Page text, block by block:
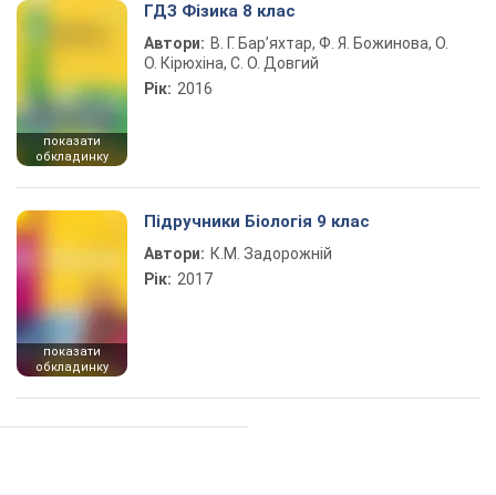
показати
обкладинку
ГДЗ Фізика 8 клас
Автори: В. Г. Бар’яхтар, Ф. Я. Божинова, О.
О. Кірюхіна, С. О. Довгий
Рік: 2016
показати
обкладинку
Підручники Біологія 9 клас
Автори: К.М. Задорожній
Рік: 2017